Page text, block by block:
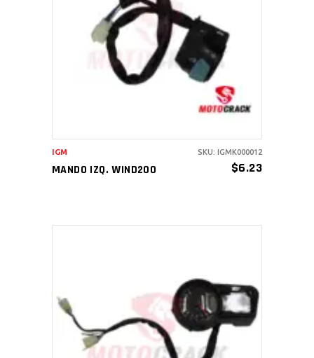
AÑADIR AL CARRITO
MANDO IZQ. WIND200 $6.23
IGM SKU: IGMK000012
AÑADIR AL CARRITO